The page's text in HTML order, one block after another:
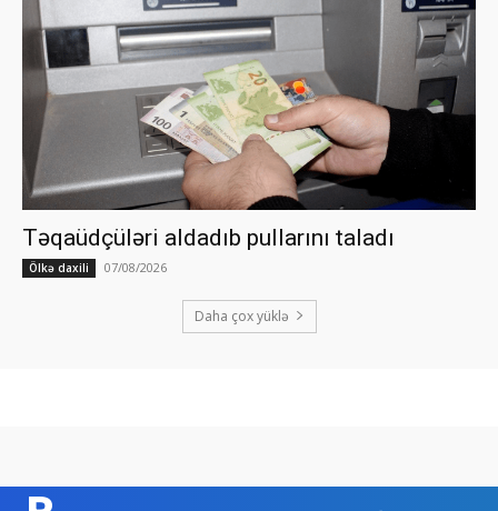
Təqaüdçüləri aldadıb pullarını taladı
Ölkə daxili 07/08/2026
Daha çox yüklə